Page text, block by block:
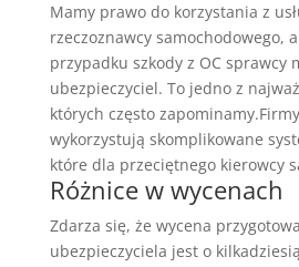
Mamy prawo do korzystania z
rzeczoznawcy samochodowego,
przypadku szkody z OC sprawcy
ubezpieczyciel. To jedno z
których często
wykorzystują skomplikowane
które dla przeciętnego kierowcy
Różnice w wycenach
Zdarza się, że wycena
ubezpieczyciela jest o